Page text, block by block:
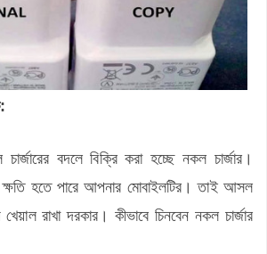
বদলে বিক্রি করা হচ্ছে নকল চার্জার।
ক্ষতি হতে পারে আপনার মোবাইলটির। তাই আসল
খেয়াল রাখা দরকার। কীভাবে চিনবেন নকল চার্জার